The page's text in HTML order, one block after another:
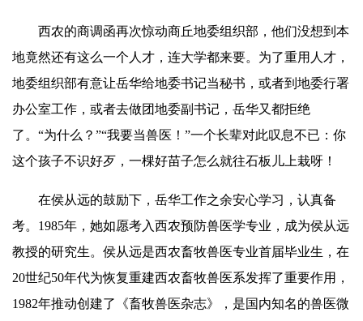
西农的商调函再次惊动商丘地委组织部，他们没想到本
地竟然还有这么一个人才，连大学都来要。为了重用人才，
地委组织部有意让岳华给地委书记当秘书，或者到地委行署
办公室工作，或者去做团地委副书记， 岳华又都拒绝
了。“为什么？”“我要当兽医！”一个长辈对此叹息不已：你
这个孩子不识好歹，一棵好苗子怎么就往石板儿 上栽呀！
在侯从远的鼓励下， 岳华工作之余安心学习，认真备
考。1985年，她如愿考入西农预防兽医学专业，成为侯从远
教授的研究生。侯从远是西农畜牧兽医专业首届毕业生，在
20世纪50年代为恢复重建西农畜牧兽医系发挥了重要作用，
1982年推动创建了《畜牧兽医杂志》，是国内知名的兽医微